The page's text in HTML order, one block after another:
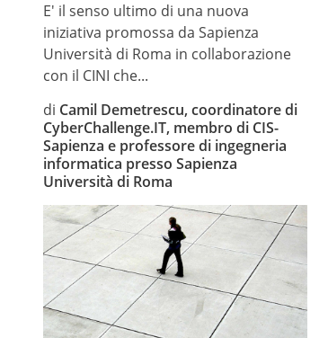
E' il senso ultimo di una nuova
iniziativa promossa da Sapienza
Università di Roma in collaborazione
con il CINI che...
di Camil Demetrescu, coordinatore di
CyberChallenge.IT, membro di CIS-
Sapienza e professore di ingegneria
informatica presso Sapienza
Università di Roma